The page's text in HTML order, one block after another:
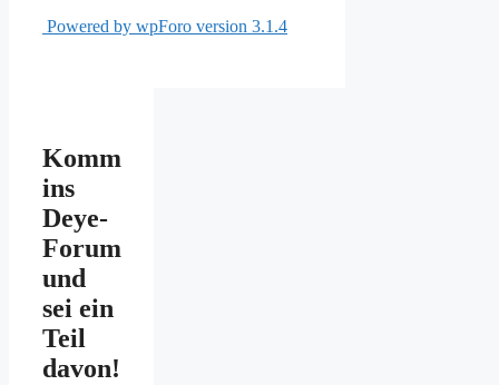
Powered by wpForo version 3.1.4
Komm
ins
Deye-
Forum
und
sei ein
Teil
davon!